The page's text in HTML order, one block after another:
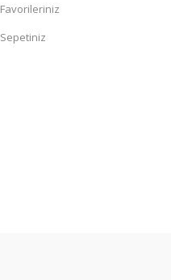
Favorileriniz
Sepetiniz